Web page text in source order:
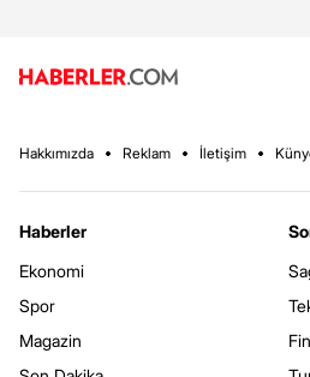
Hakkımızda Reklam İletişim
Haberler
Ekonomi
Spor
Magazin